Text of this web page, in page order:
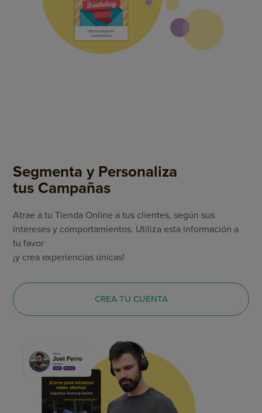
Segmenta y Personaliza
tus Campañas
Atrae a tu Tienda Online a tus clientes, según sus
intereses y comportamientos. Utiliza esta información a
tu favor
¡y crea experiencias únicas!
CREA TU CUENTA